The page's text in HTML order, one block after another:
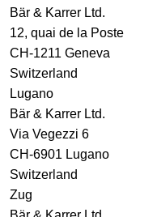
Bär & Karrer Ltd.
12, quai de la Poste
CH-1211 Geneva
Switzerland
Lugano
Bär & Karrer Ltd.
Via Vegezzi 6
CH-6901 Lugano
Switzerland
Zug